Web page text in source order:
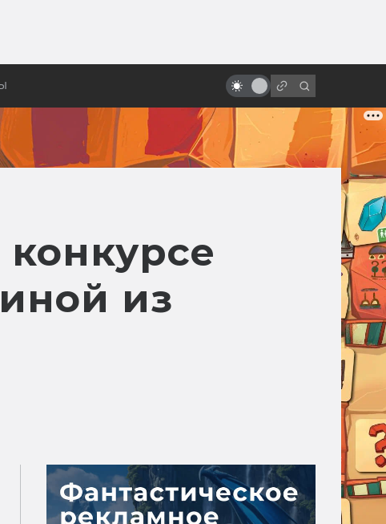
озвучивание фильмов
из